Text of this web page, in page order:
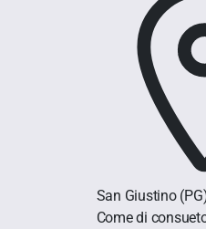
San Giustino
Come di